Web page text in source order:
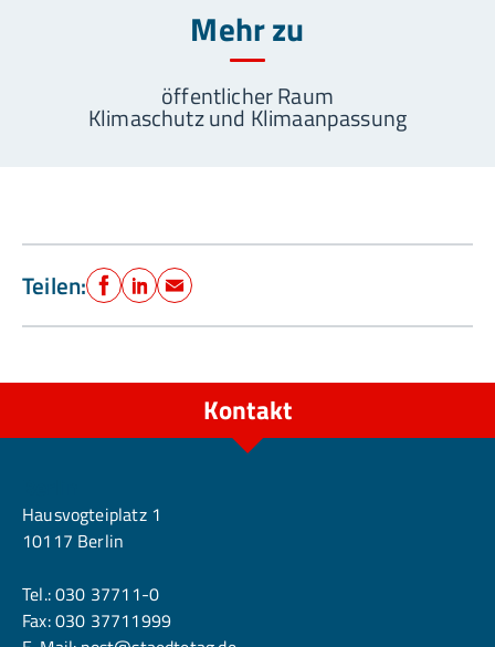
Mehr zu
öffentlicher Raum
Klimaschutz und Klimaanpassung
Teilen: Facebook
LinkedIn
E-Mail
Kontakt
Hausvogteiplatz 1
10117 Berlin
Tel.:030 37711-0
Fax: 030 37711999